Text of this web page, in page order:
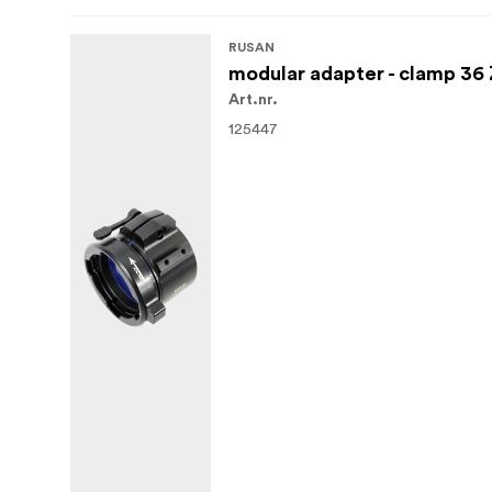
RUSAN
modular adapter - clamp 36
Art.nr.
125447